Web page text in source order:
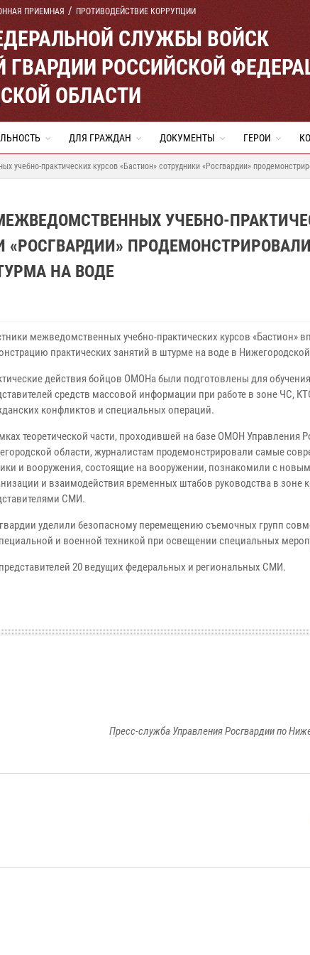
ПРИЕМНАЯ ПРОТИВОДЕЙСТВИЕ КОРРУПЦИИ
СЛУЖБЫ ВОЙСК
ГВАРДИИ РОССИЙСКОЙ
ОБЛАСТИ
ДЛЯ ГРАЖДАН ДОКУМЕНТЫ ГЕРОИ
учебно-практических курсов «Бастион» сотрудники «Росгвардии»
УЧЕБНО-
«РОСГВАРДИИ» ПРОДЕМОНСТРИРОВАЛИ
НА ВОДЕ
межведомственных учебно-практических курсов «Бастион»
практических занятий в штурме на воде в
действия бойцов ОМОНа были подготовлены для
средств массовой информации при работе в зоне ЧС,
конфликтов и специальных операций.
теоретической части, проходившей на базе ОМОН Управления
области, журналистам продемонстрировали самые
и вооружения, состоящие на вооружении, познакомили с
и взаимодействия временных штабов руководства в зоне
СМИ.
уделили безопасному перемещению съемочных групп
и военной техникой при освещении специальных
20 ведущих федеральных и региональных СМИ.
Пресс-служба Управления Росгвардии по